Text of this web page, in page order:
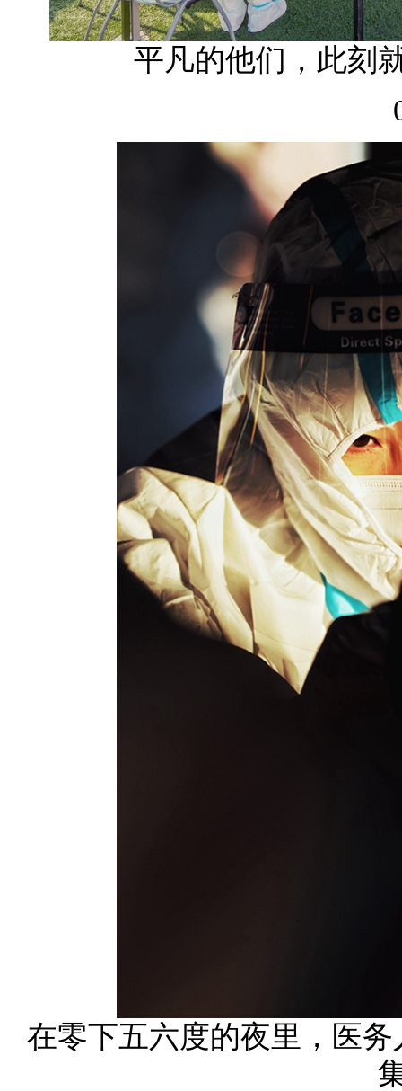
平凡的他们，此刻
在零下五六度的夜里，医